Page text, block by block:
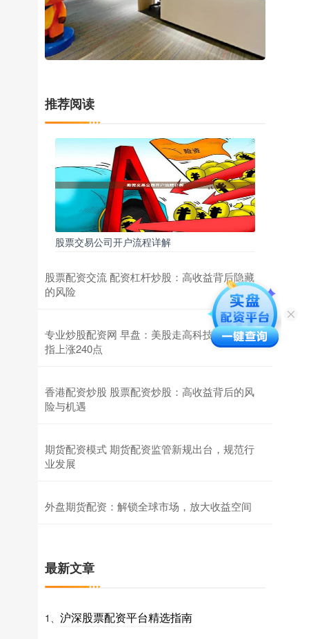
推荐阅读
股票交易公司开户流程详解
股票配资交流 配资杠杆炒股：高收益背后隐藏
的风险
专业炒股配资网 早盘：美股走高科技股领涨 纳
指上涨240点
香港配资炒股 股票配资炒股：高收益背后的风
险与机遇
期货配资模式 期货配资监管新规出台，规范行
业发展
外盘期货配资：解锁全球市场，放大收益空间
最新文章
1、 沪深股票配资平台精选指南